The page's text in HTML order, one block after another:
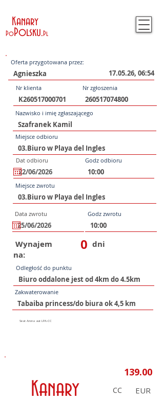
Kanary
PoPolsku.Pl
Oferta przygotowana przez:
17.05.26, 06:54
Nr klienta Nr zgłoszenia
Nazwisko i imię zgłaszającego
Miejsce odbioru
Dat odbioru Godz odbioru
Miejsce zwrotu
Data zwrotu Godz zwrotu
Wynajem
na:
0 dni
Odległość do punktu
Zakwaterowanie
CC